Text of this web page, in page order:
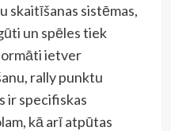
skaitīšanas sistēmas,
un spēles tiek
ietver
rally punktu
ir specifiskas
kā arī atpūtas